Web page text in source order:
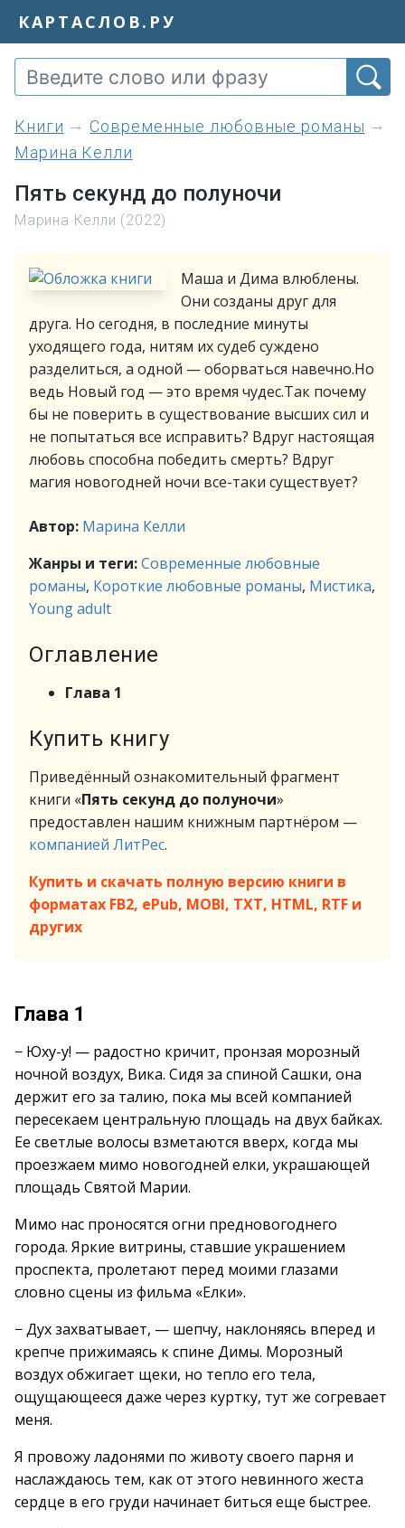
КАРТАСЛОВ.РУ
книги
Современные любовные романы
Марина Келли
Пять секунд до полуночи
Марина Келли (2022)
Маша и Дима влюблены.
Они созданы друг для
друга. Но сегодня, в последние минуты
уходящего года, нитям их судеб суждено
разделиться, а одной — оборваться навечно.Но
ведь Новый год — это время чудес.Так почему
бы не поверить в существование высших сил и
не попытаться все исправить? Вдруг настоящая
любовь способна победить смерть? Вдруг
магия новогодней ночи все-таки существует?
Автор: Марина Келли
Жанры и теги:Современные любовные
романы, Короткие любовные романы, Мистика,
Young adult
Оглавление
Глава 1
Купить книгу
Приведённый ознакомительный фрагмент
книги «Пять секунд до полуночи»
предоставлен нашим книжным партнёром —
компанией ЛитРес.
Купить и скачать полную версию книги в
форматах FB2, ePub, MOBI, TXT, HTML, RTF и
других
Глава 1
− Юху-у! — радостно кричит, пронзая морозный
ночной воздух, Вика. Сидя за спиной Сашки, она
держит его за талию, пока мы всей компанией
пересекаем центральную площадь на двух байках.
Ее светлые волосы взметаются вверх, когда мы
проезжаем мимо новогодней елки, украшающей
площадь Святой Марии.
Мимо нас проносятся огни предновогоднего
города. Яркие витрины, ставшие украшением
проспекта, пролетают перед моими глазами
словно сцены из фильма «Елки».
− Дух захватывает, — шепчу, наклоняясь вперед и
крепче прижимаясь к спине Димы. Морозный
воздух обжигает щеки, но тепло его тела,
ощущающееся даже через куртку, тут же согревает
меня.
Я провожу ладонями по животу своего парня и
наслаждаюсь тем, как от этого невинного жеста
сердце в его груди начинает биться еще быстрее.